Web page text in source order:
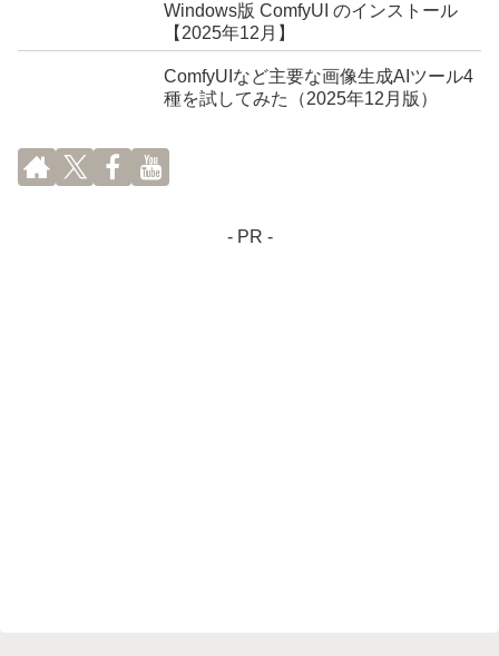
Windows版 ComfyUI のインストール
【2025年12月】
ComfyUIなど主要な画像生成AIツール4
種を試してみた（2025年12月版）
- PR -